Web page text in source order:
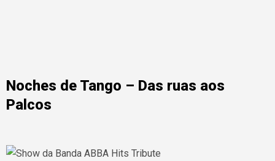
Noches de Tango – Das ruas aos
Palcos